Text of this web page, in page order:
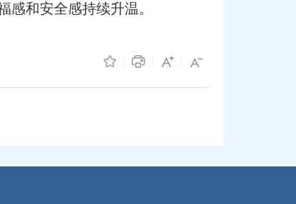
和安全感持续升温。